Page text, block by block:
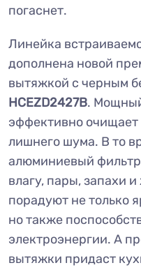
погаснет.
Линейка
дополнена новой
вытяжкой с черным
HCEZD2427B.
эффективно очищает
лишнего шума. В то
алюминиевый
влагу, пары, запахи
порадуют не только
но также
электроэнергии. А
вытяжки придаст